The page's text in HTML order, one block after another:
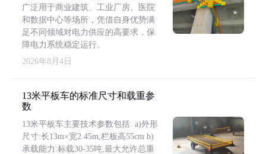
广泛用于商业建筑、工业厂房、医院
和数据中心等场所，凭借自身优势满
足不同领域对电力供应的高要求，保
障电力系统稳定运行。
2026年8月4日
13米平板车的标准尺寸和载重参
数
13米平板车主要技术参数包括: a)外形
尺寸:长13m×宽2.45m,栏板高55cm b)
承载能力:标载30-35吨,最大允许总重